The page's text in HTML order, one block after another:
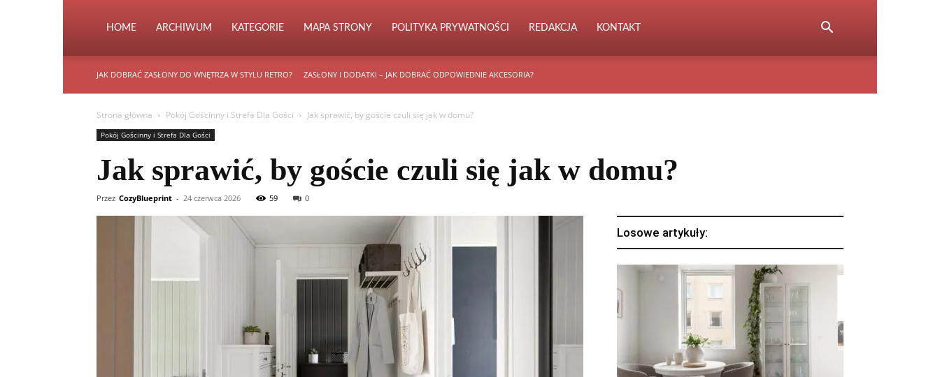
HOME ARCHIWUM KATEGORIE MAPA STRONY POLITYKA PRYWATNOŚCI REDAKCJA KONTAKT
JAK DOBRAĆ ZASŁONY DO WNĘTRZA W STYLU RETRO? ZASŁONY I DODATKI – JAK DOBRAĆ ODPOWIEDNIE AKCESORIA?
Strona główna Pokój Gościnny i Strefa Dla Gości Jak sprawić, by goście czuli się jak w domu?
Pokój Gościnny i Strefa Dla Gości
Jak sprawić, by goście czuli się jak w domu?
Przez CozyBlueprint - 24 czerwca 2026 59 0
Losowe artykuły: